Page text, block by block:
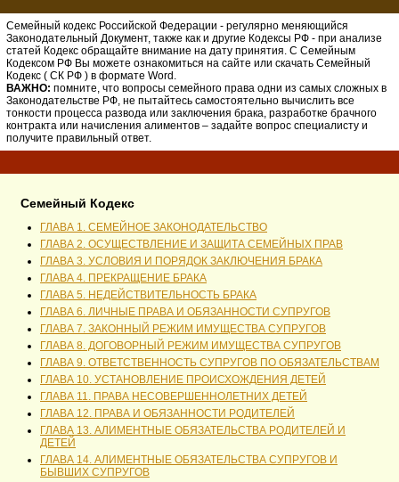
Семейный кодекс Российской Федерации - регулярно меняющийся
Законодательный Документ, также как и другие Кодексы РФ - при анализе
статей Кодекс обращайте внимание на дату принятия. С Семейным
Кодексом РФ Вы можете ознакомиться на сайте или скачать Семейный
Кодекс ( СК РФ ) в формате Word.
ВАЖНО: помните, что вопросы семейного права одни из самых сложных в
Законодательстве РФ, не пытайтесь самостоятельно вычислить все
тонкости процесса развода или заключения брака, разработке брачного
контракта или начисления алиментов – задайте вопрос специалисту и
получите правильный ответ.
Семейный Кодекс
ГЛАВА 1. СЕМЕЙНОЕ ЗАКОНОДАТЕЛЬСТВО
ГЛАВА 2. ОСУЩЕСТВЛЕНИЕ И ЗАЩИТА СЕМЕЙНЫХ ПРАВ
ГЛАВА 3. УСЛОВИЯ И ПОРЯДОК ЗАКЛЮЧЕНИЯ БРАКА
ГЛАВА 4. ПРЕКРАЩЕНИЕ БРАКА
ГЛАВА 5. НЕДЕЙСТВИТЕЛЬНОСТЬ БРАКА
ГЛАВА 6. ЛИЧНЫЕ ПРАВА И ОБЯЗАННОСТИ СУПРУГОВ
ГЛАВА 7. ЗАКОННЫЙ РЕЖИМ ИМУЩЕСТВА СУПРУГОВ
ГЛАВА 8. ДОГОВОРНЫЙ РЕЖИМ ИМУЩЕСТВА СУПРУГОВ
ГЛАВА 9. ОТВЕТСТВЕННОСТЬ СУПРУГОВ ПО ОБЯЗАТЕЛЬСТВАМ
ГЛАВА 10. УСТАНОВЛЕНИЕ ПРОИСХОЖДЕНИЯ ДЕТЕЙ
ГЛАВА 11. ПРАВА НЕСОВЕРШЕННОЛЕТНИХ ДЕТЕЙ
ГЛАВА 12. ПРАВА И ОБЯЗАННОСТИ РОДИТЕЛЕЙ
ГЛАВА 13. АЛИМЕНТНЫЕ ОБЯЗАТЕЛЬСТВА РОДИТЕЛЕЙ И
ДЕТЕЙ
ГЛАВА 14. АЛИМЕНТНЫЕ ОБЯЗАТЕЛЬСТВА СУПРУГОВ И
БЫВШИХ СУПРУГОВ